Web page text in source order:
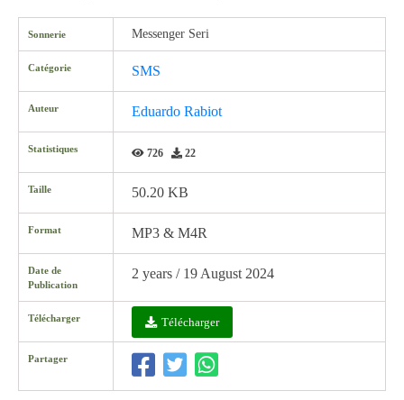
Sonnerie Messenger Seri
Catégorie SMS
Auteur Eduardo Rabiot
Statistiques 726 22
Taille 50.20 KB
Format MP3 & M4R
Date de
Publication
2 years / 19 August 2024
Télécharger Télécharger
Partager